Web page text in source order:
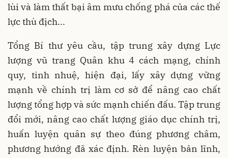
lùi và làm thất bại âm mưu chống phá của các thế
lực thù địch...
Tổng Bí thư yêu cầu, tập trung xây dựng Lực
lượng vũ trang Quân khu 4 cách mạng, chính
quy, tinh nhuệ, hiện đại, lấy xây dựng vững
mạnh về chính trị làm cơ sở để nâng cao chất
lượng tổng hợp và sức mạnh chiến đấu. Tập trung
đổi mới, nâng cao chất lượng giáo dục chính trị,
huấn luyện quân sự theo đúng phương châm,
phương hướng đã xác định. Rèn luyện bản lĩnh,